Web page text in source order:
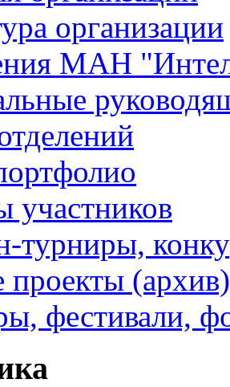
организации
МАН
участников
турниры,
проекты (архив)
фестивали,